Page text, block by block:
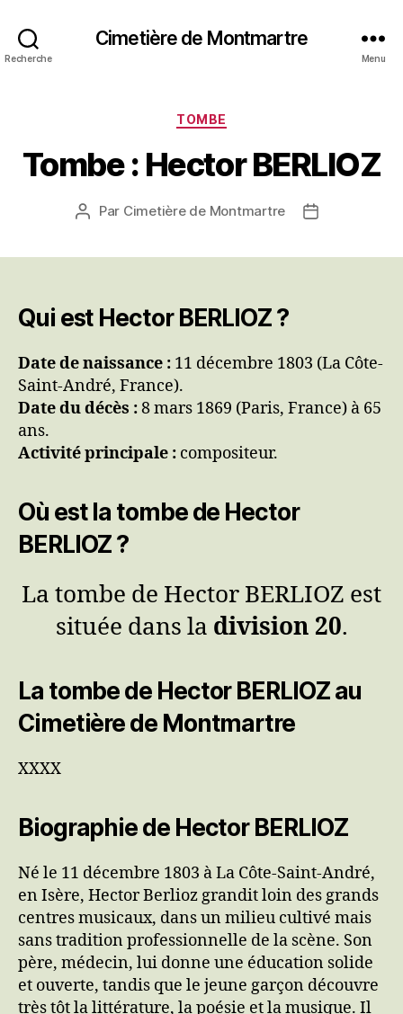
Recherche
Cimetière de Montmartre
Menu
Catégories
TOMBE
Tombe : Hector BERLIOZ
Auteur
Par Cimetière de Montmartre
Date
Qui est Hector BERLIOZ ?
Date de naissance : 11 décembre 1803 (La Côte-
Saint-André, France).
Date du décès :8 mars 1869 (Paris, France) à 65
ans.
Activité principale : compositeur.
Où est la tombe de Hector
BERLIOZ ?
La tombe de Hector BERLIOZ est
située dans la division 20.
La tombe de Hector BERLIOZ au
Cimetière de Montmartre
XXXX
Biographie de Hector BERLIOZ
Né le 11 décembre 1803 à La Côte-Saint-André,
en Isère, Hector Berlioz grandit loin des grands
centres musicaux, dans un milieu cultivé mais
sans tradition professionnelle de la scène. Son
père, médecin, lui donne une éducation solide
et ouverte, tandis que le jeune garçon découvre
très tôt la littérature, la poésie et la musique. Il